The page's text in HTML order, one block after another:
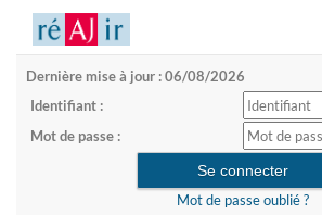
Dernière mise à jour : 06/08/2026
Identifiant :
Mot de passe :
Mot de passe oublié ?